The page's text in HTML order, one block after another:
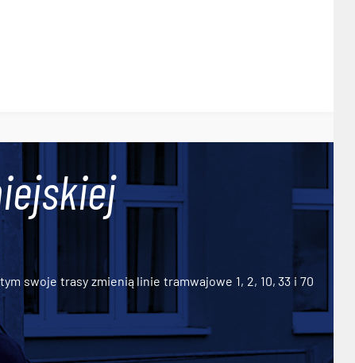
swoje trasy zmienią linie tramwajowe 1, 2, 10, 33 i 70